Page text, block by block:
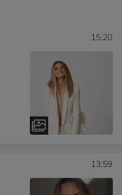
15:20
13:59